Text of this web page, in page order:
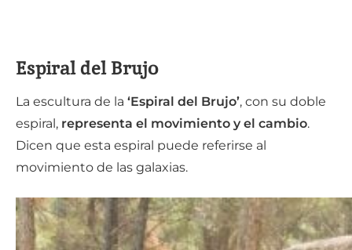
Espiral del Brujo
La escultura de la ‘Espiral del Brujo’, con su doble
espiral, representa el movimiento y el cambio.
Dicen que esta espiral puede referirse al
movimiento de las galaxias.